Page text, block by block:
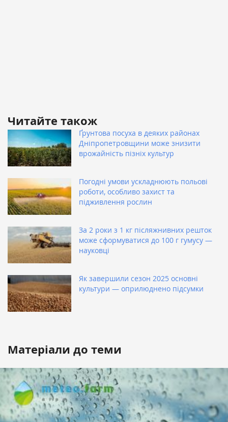
Читайте також
Ґрунтова посуха в деяких районах
Дніпропетровщини може знизити
врожайність пізніх культур
Погодні умови ускладнюють польові
роботи, особливо захист та
підживлення рослин
За 2 роки з 1 кг післяжнивних решток
може сформуватися до 100 г гумусу —
науковці
Як завершили сезон 2025 основні
культури — оприлюднено підсумки
Матеріали до теми